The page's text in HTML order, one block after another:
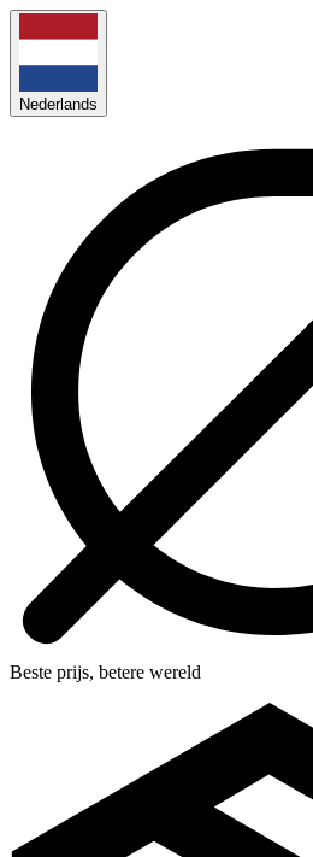
Nederlands
Beste prijs, betere wereld